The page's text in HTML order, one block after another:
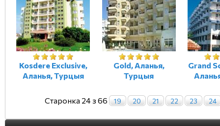
Kosdere Exclusive,
Аланья, Турцыя
Gold, Аланья,
Турцыя
Grand
Старонка 24 з 66 19 20 21 22 23 24